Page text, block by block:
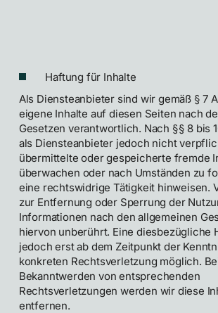
Haftung für Inhalte
Als Diensteanbieter sind wir gemäß § 7
eigene Inhalte auf diesen Seiten nach
Gesetzen verantwortlich. Nach §§ 8 bis
als Diensteanbieter jedoch nicht
übermittelte oder gespeicherte fremde
überwachen oder nach Umständen zu
eine rechtswidrige Tätigkeit hinweisen.
zur Entfernung oder Sperrung der
Informationen nach den allgemeinen
hiervon unberührt. Eine diesbezügliche
jedoch erst ab dem Zeitpunkt der
konkreten Rechtsverletzung möglich.
Bekanntwerden von entsprechenden
Rechtsverletzungen werden wir diese
entfernen.